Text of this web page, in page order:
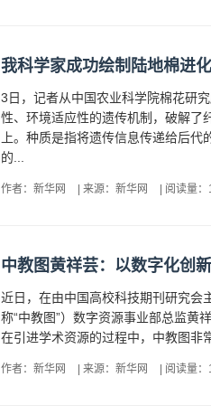
我科学家成功绘制陆地棉进
3日，记者从中国农业科学院棉花研
性、环境适应性的遗传机制，破解了
上。种质是指将遗传信息传递给后
的...
作者：新华网 来源：新华网 阅读量
中教图黄祥芸：以数字化创
近日，在由中国高校科技期刊研究会
称“中教图”）数字资源事业部总监黄
在引进学术资源的过程中，中教图非
作者：新华网 来源：新华网 阅读量